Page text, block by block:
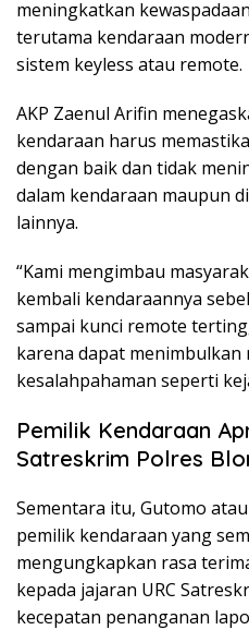
meningkatkan
terutama kendaraan
sistem keyless atau remote.
AKP Zaenul Arifin
kendaraan harus
dengan baik dan tidak
dalam kendaraan maupun
lainnya.
“Kami mengimbau
kembali kendaraannya
sampai kunci remote
karena dapat
kesalahpahaman seperti
Pemilik Kendaraan
Satreskrim Polres
Sementara itu, Gutomo
pemilik kendaraan yang
mengungkapkan rasa
kepada jajaran URC
kecepatan penanganan